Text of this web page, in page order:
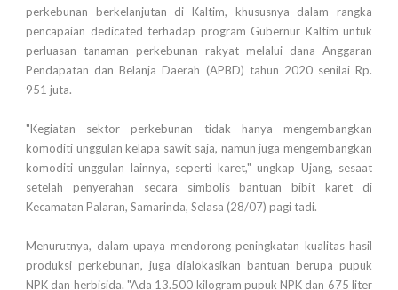
perkebunan berkelanjutan di Kaltim, khususnya dalam rangka
pencapaian dedicated terhadap program Gubernur Kaltim untuk
perluasan tanaman perkebunan rakyat melalui dana Anggaran
Pendapatan dan Belanja Daerah (APBD) tahun 2020 senilai Rp.
951 juta.
"Kegiatan sektor perkebunan tidak hanya mengembangkan
komoditi unggulan kelapa sawit saja, namun juga mengembangkan
komoditi unggulan lainnya, seperti karet," ungkap Ujang, sesaat
setelah penyerahan secara simbolis bantuan bibit karet di
Kecamatan Palaran, Samarinda, Selasa (28/07) pagi tadi.
Menurutnya, dalam upaya mendorong peningkatan kualitas hasil
produksi perkebunan, juga dialokasikan bantuan berupa pupuk
NPK dan herbisida. "Ada 13.500 kilogram pupuk NPK dan 675 liter